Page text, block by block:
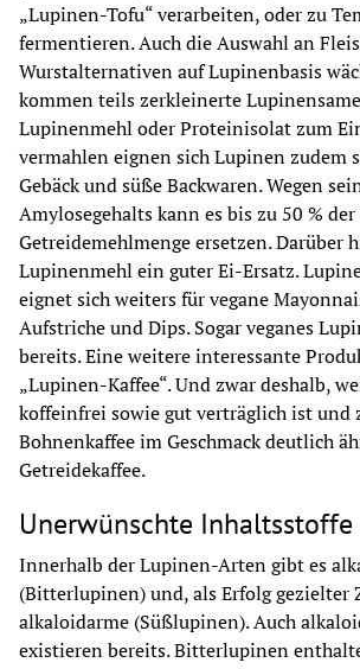
„Lupinen-Tofu“ verarbeiten, oder zu
fermentieren. Auch die Auswahl an
Wurstalternativen auf Lupinenbasis
kommen teils zerkleinerte
Lupinenmehl oder Proteinisolat zum
vermahlen eignen sich Lupinen zudem
Gebäck und süße Backwaren. Wegen
Amylosegehalts kann es bis zu 50 % der
Getreidemehlmenge ersetzen. Darüber
Lupinenmehl ein guter Ei-Ersatz.
eignet sich weiters für vegane
Aufstriche und Dips. Sogar veganes
bereits. Eine weitere interessante
„Lupinen-Kaffee“. Und zwar deshalb,
koffeinfrei sowie gut verträglich ist und
Bohnenkaffee im Geschmack deutlich
Getreidekaffee.
Unerwünschte Inhaltsstoffe
Innerhalb der Lupinen-Arten gibt es
(Bitterlupinen) und, als Erfolg gezielter
alkaloidarme (Süßlupinen). Auch
existieren bereits. Bitterlupinen